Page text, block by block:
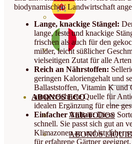
ABONOS ECO
VER TODOS
ABONOS
biodynamischen Landwirtschaft
Lange, knackige Stängel:
lange, feste und knackige
frischen als auch für den
milder, leicht süßlicher
vielseitigen Zutat für alle
Reich an Nährstoffen:
geringen Kaloriengehalt und
Ballaststoffen, Vitamin K und
ausgezeichnete Quelle für
idealen Ergänzung für eine
Einfacher Anbau:Diese
schnell. Sie passt sich gut an
Klimazonen an und ist daher
für erfahrene Gärtner geeignet.